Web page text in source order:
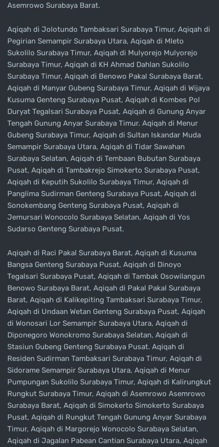
Asemrowo Surabaya Barat.
Aqiqah di Jolotundo Tambaksari Surabaya Timur, Aqiqah di
Pegirian Semampir Surabaya Utara, Aqiqah di Mleto
Sukolilo Surabaya Timur, Aqiqah di Mulyorejo Mulyorejo
Surabaya Timur, Aqiqah di KH Ahmad Dahlan Sukolilo
Surabaya Timur, Aqiqah di Benowo Pakal Surabaya Barat,
Aqiqah di Manyar Gubeng Surabaya Timur, Aqiqah di Wijaya
Kusuma Genteng Surabaya Pusat, Aqiqah di Kombes Pol
Duryat Tegalsari Surabaya Pusat, Aqiqah di Gunung Anyar
Tengah Gunung Anyar Surabaya Timur. Aqiqah di Menur
Gubeng Surabaya Timur, Aqiqah di Sultan Iskandar Muda
Semampir Surabaya Utara, Aqiqah di Tidar Sawahan
Surabaya Selatan, Aqiqah di Tembaan Bubutan Surabaya
Pusat, Aqiqah di Tambakrejo Simokerto Surabaya Pusat,
Aqiqah di Keputih Sukolilo Surabaya Timur, Aqiqah di
Panglima Sudirman Genteng Surabaya Pusat, Aqiqah di
Sonokembang Genteng Surabaya Pusat, Aqiqah di
Jemursari Wonocolo Surabaya Selatan, Aqiqah di Yos
Sudarso Genteng Surabaya Pusat.
Aqiqah di Raci Pakal Surabaya Barat, Aqiqah di Kusuma
Bangsa Genteng Surabaya Pusat, Aqiqah di Dinoyo
Tegalsari Surabaya Pusat, Aqiqah di Tambak Osowilangun
Benowo Surabaya Barat, Aqiqah di Pakal Pakal Surabaya
Barat, Aqiqah di Kalikepiting Tambaksari Surabaya Timur,
Aqiqah di Undaan Wetan Genteng Surabaya Pusat, Aqiqah
di Wonosari Lor Semampir Surabaya Utara, Aqiqah di
Diponegoro Wonokromo Surabaya Selatan, Aqiqah di
Stasiun Gubeng Genteng Surabaya Pusat. Aqiqah di
Residen Sudirman Tambaksari Surabaya Timur, Aqiqah di
Sidorame Semampir Surabaya Utara, Aqiqah di Menur
Pumpungan Sukolilo Surabaya Timur, Aqiqah di Kalirungkut
Rungkut Surabaya Timur, Aqiqah di Asemrowo Asemrowo
Surabaya Barat, Aqiqah di Simokerto Simokerto Surabaya
Pusat, Aqiqah di Rungkut Tengah Gunung Anyar Surabaya
Timur, Aqiqah di Margorejo Wonocolo Surabaya Selatan,
Aqiqah di Jagalan Pabean Cantian Surabaya Utara, Aqiqah